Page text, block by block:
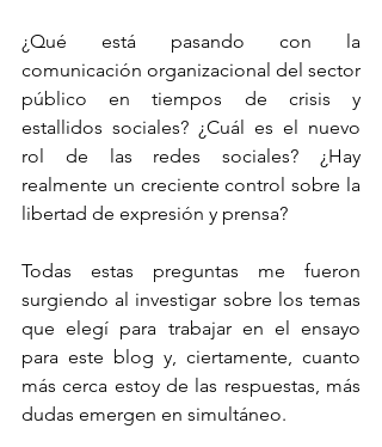
¿Qué está pasando con la
comunicación organizacional del sector
público en tiempos de crisis y
estallidos sociales? ¿Cuál es el nuevo
rol de las redes sociales? ¿Hay
realmente un creciente control sobre la
libertad de expresión y prensa?
Todas estas preguntas me fueron
surgiendo al investigar sobre los temas
que elegí para trabajar en el ensayo
para este blog y, ciertamente, cuanto
más cerca estoy de las respuestas, más
dudas emergen en simultáneo.